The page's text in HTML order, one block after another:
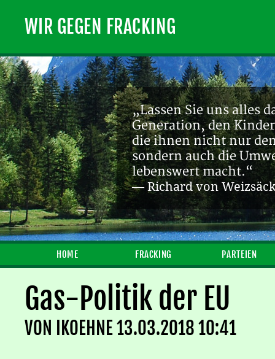
WIR GEGEN FRACKING
„Lassen Sie uns alles
Generation, den
die ihnen nicht nur
sondern auch die
lebenswert macht.“
— Richard von
„Ein endlicher
Zukunft sein! [...] Die
— Michael Bauchmüller
HOME FRACKING PARTEIEN
Gas-Politik der EU
VON IKOEHNE13.03.2018 10:41